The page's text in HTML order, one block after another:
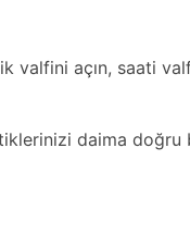
valfini açın, saati
daima doğru